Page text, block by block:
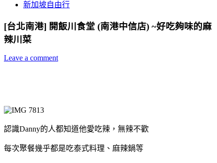
新加坡自由行
[台北南港] 開飯川食堂 (南港中信店) ~好吃夠味的麻
辣川菜
Leave a comment
認識Danny的人都知道他愛吃辣，無辣不歡
每次聚餐幾乎都是吃泰式料理、麻辣鍋等